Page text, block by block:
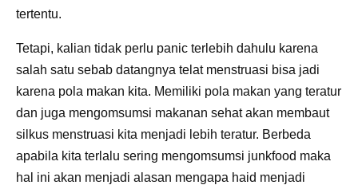
tertentu.
Tetapi, kalian tidak perlu panic terlebih dahulu karena
salah satu sebab datangnya telat menstruasi bisa jadi
karena pola makan kita. Memiliki pola makan yang teratur
dan juga mengomsumsi makanan sehat akan membaut
silkus menstruasi kita menjadi lebih teratur. Berbeda
apabila kita terlalu sering mengomsumsi junkfood maka
hal ini akan menjadi alasan mengapa haid menjadi